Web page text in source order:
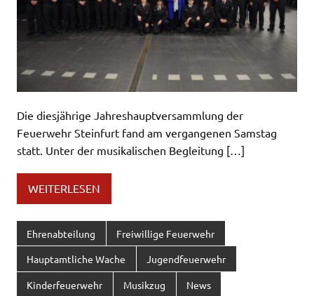
Die diesjährige Jahreshauptversammlung der
Feuerwehr Steinfurt fand am vergangenen Samstag
statt. Unter der musikalischen Begleitung […]
WEITERLESEN
Ehrenabteilung Freiwillige Feuerwehr
Hauptamtliche Wache Jugendfeuerwehr
Kinderfeuerwehr Musikzug News